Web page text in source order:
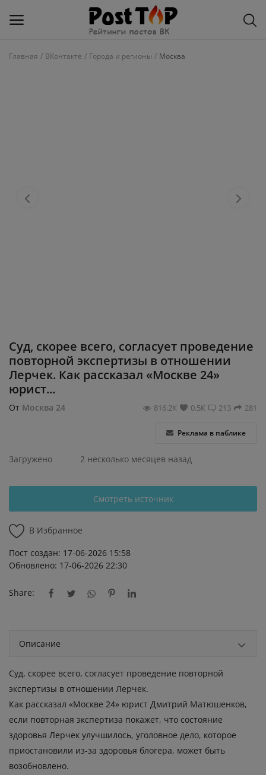
О рейтинге
Главная ВКонтакте Города и регионы Москва
Суд, скорее всего, согласует проведение
повторной экспертизы в отношении
Лерчек. Как рассказал «Москве 24»
юрист...
От Москва 24 281
213
0.5К
816.2К
Реклама в паблике
Загружено 2 несколько месяцев назад
Смотреть источник
В Избранное
Пост создан: 17-06-2026 15:58
Обновлено: 17-06-2026 22:30
Share:
Описание
Суд, скорее всего, согласует проведение повторной
экспертизы в отношении Лерчек.
Как рассказал «Москве 24» юрист Дмитрий Матюшенков,
если повторная экспертиза покажет, что состояние
здоровья Лерчек улучшилось, уголовное дело, которое
приостановили из-за здоровья блогера, может быть
возобновлено.